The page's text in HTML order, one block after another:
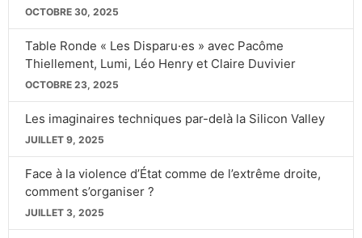
OCTOBRE 30, 2025
Table Ronde « Les Disparu·es » avec Pacôme
Thiellement, Lumi, Léo Henry et Claire Duvivier
OCTOBRE 23, 2025
Les imaginaires techniques par-delà la Silicon Valley
JUILLET 9, 2025
Face à la violence d’État comme de l’extrême droite,
comment s’organiser ?
JUILLET 3, 2025